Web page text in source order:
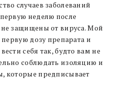
случаев заболеваний
неделю после
защищены от вируса. Мой
дозу препарата и
себя так, будто вам не
соблюдать изоляцию и
которые предписывает